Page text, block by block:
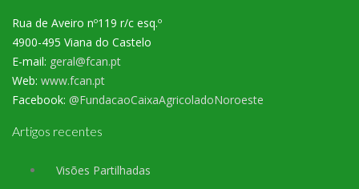
Rua de Aveiro nº119 r/c esq.º
4900-495 Viana do Castelo
E-mail: geral@fcan.pt
Web: www.fcan.pt
Facebook: @FundacaoCaixaAgricoladoNoroeste
Artigos recentes
Visões Partilhadas